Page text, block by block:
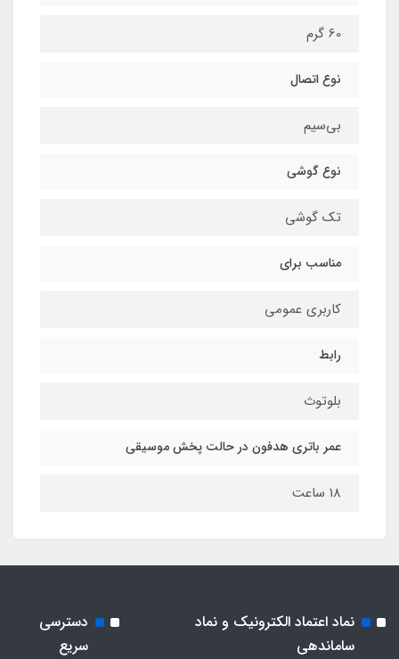
60 گرم
نوع اتصال
بی‌سیم
نوع گوشی
تک گوشی
مناسب برای
کاربری عمومی
رابط
بلوتوث
عمر باتری هدفون در حالت پخش موسیقی
18 ساعت
نماد اعتماد الکترونیک و نماد
ساماندهی
دسترسی
سریع